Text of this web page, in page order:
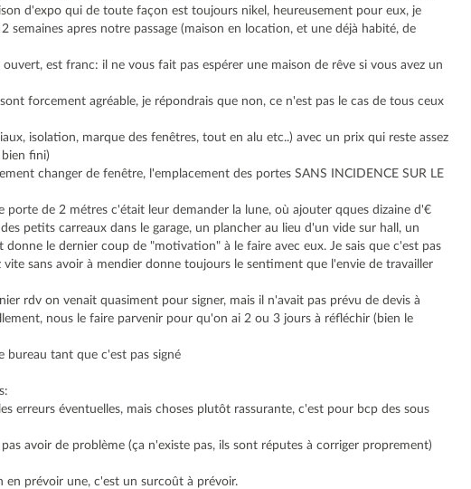
d'expo qui de toute façon est toujours nikel, heureusement pour eux, je
semaines apres notre passage (maison en location, et une déjà habité, de
est franc: il ne vous fait pas espérer une maison de rêve si vous avez un
forcement agréable, je répondrais que non, ce n'est pas le cas de tous ceux
isolation, marque des fenêtres, tout en alu etc..) avec un prix qui reste assez
fini)
changer de fenêtre, l'emplacement des portes SANS INCIDENCE SUR LE
porte de 2 métres c'était leur demander la lune, où ajouter qques dizaine d'€
petits carreaux dans le garage, un plancher au lieu d'un vide sur hall, un
donne le dernier coup de "motivation" à le faire avec eux. Je sais que c'est pas
vite sans avoir à mendier donne toujours le sentiment que l'envie de travailler
rdv on venait quasiment pour signer, mais il n'avait pas prévu de devis à
nous le faire parvenir pour qu'on ai 2 ou 3 jours à réfléchir (bien le
bureau tant que c'est pas signé
erreurs éventuelles, mais choses plutôt rassurante, c'est pour bcp des sous
avoir de problème (ça n'existe pas, ils sont réputes à corriger proprement)
en prévoir une, c'est un surcoût à prévoir.